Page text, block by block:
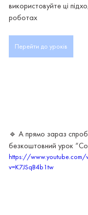
використовуйте ці
роботах
Перейти до уроків
🔹 А прямо зараз
безкоштовний урок
https://www.youtube.com/
v=K7JSqB4b1tw